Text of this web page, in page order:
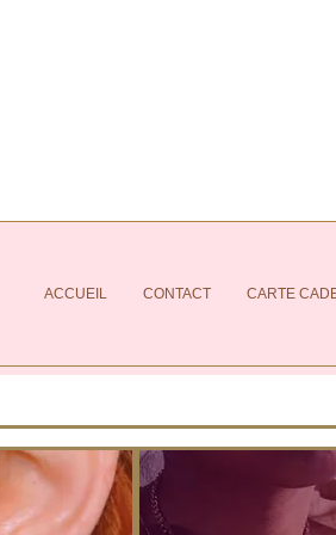
ACCUEIL CONTACT CARTE